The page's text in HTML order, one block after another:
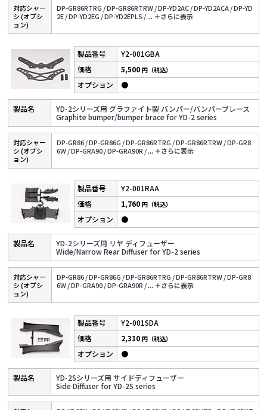
対応シャー
シ (オプシ
ョン)
DP-GR86RTRG /DP-GR86RTRW /DP-YD2AC /DP-YD2ACA /DP-YD
2E /DP-YD2EG /DP-YD2EPLS /... ＋さらに表⽰
Y2-001GBA
YD-2シリーズ用 グラファイト製 バンパー/バンパーブレース
Graphite bumper/bumper brace for YD-2 series
5,500円（税込）
●
対応シャー
シ (オプシ
ョン)
DP-GR86 /DP-GR86G /DP-GR86RTRG /DP-GR86RTRW /DP-GR8
6W /DP-GRA90 /DP-GRA90R /... ＋さらに表⽰
Y2-001RAA
YD-2シリーズ用 リヤ ディフューザー
Wide/Narrow Rear Diffuser for YD-2 series
1,760円（税込）
●
対応シャー
シ (オプシ
ョン)
DP-GR86 /DP-GR86G /DP-GR86RTRG /DP-GR86RTRW /DP-GR8
6W /DP-GRA90 /DP-GRA90R /... ＋さらに表⽰
Y2-001SDA
YD-2Sシリーズ用 サイドディフューザー
Side Diffuser for YD-2S series
2,310円（税込）
●